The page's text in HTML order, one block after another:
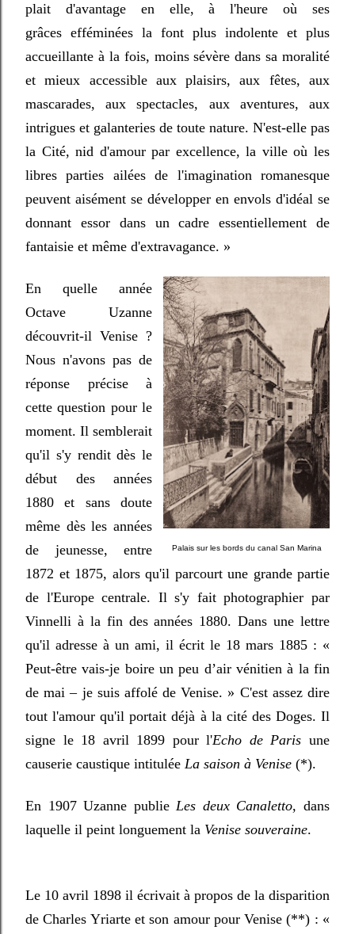
plait d'avantage en elle, à l'heure où ses
grâces efféminées la font plus indolente et plus
accueillante à la fois, moins sévère dans sa moralité
et mieux accessible aux plaisirs, aux fêtes, aux
mascarades, aux spectacles, aux aventures, aux
intrigues et galanteries de toute nature. N'est-elle pas
la Cité, nid d'amour par excellence, la ville où les
libres parties ailées de l'imagination romanesque
peuvent aisément se développer en envols d'idéal se
donnant essor dans un cadre essentiellement de
fantaisie et même d'extravagance. »
Palais sur les bords du canal San Marina
En quelle année
Octave Uzanne
découvrit-il Venise ?
Nous n'avons pas de
réponse précise à
cette question pour le
moment. Il semblerait
qu'il s'y rendit dès le
début des années
1880 et sans doute
même dès les années
de jeunesse, entre
1872 et 1875, alors qu'il parcourt une grande partie
de l'Europe centrale. Il s'y fait photographier par
Vinnelli à la fin des années 1880. Dans une lettre
qu'il adresse à un ami, il écrit le 18 mars 1885 : «
Peut-être vais-je boire un peu d’air vénitien à la fin
de mai – je suis affolé de Venise. » C'est assez dire
tout l'amour qu'il portait déjà à la cité des Doges. Il
signe le 18 avril 1899 pour l'Echo de Paris une
causerie caustique intitulée La saison à Venise (*).
En 1907 Uzanne publieLes deux Canaletto, dans
laquelle il peint longuement la Venise souveraine.
Le 10 avril 1898 il écrivait à propos de la disparition
de Charles Yriarte et son amour pour Venise (**) : «